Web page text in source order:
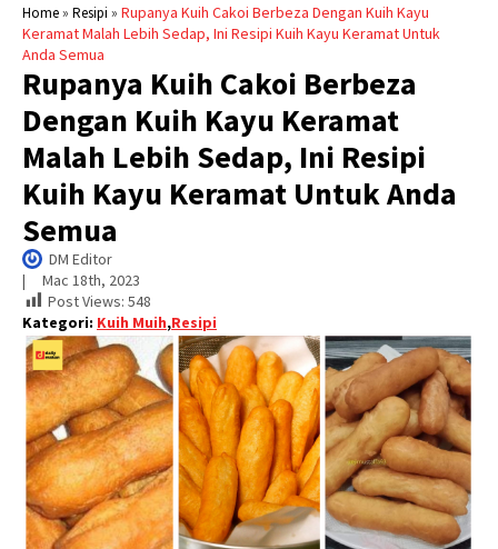
Home» Resipi » Rupanya Kuih Cakoi Berbeza Dengan Kuih Kayu
Keramat Malah Lebih Sedap, Ini Resipi Kuih Kayu Keramat Untuk
Anda Semua
Rupanya Kuih Cakoi Berbeza
Dengan Kuih Kayu Keramat
Malah Lebih Sedap, Ini Resipi
Kuih Kayu Keramat Untuk Anda
Semua
DM Editor
| Mac 18th, 2023
Post Views: 548
Kategori: Kuih Muih,Resipi